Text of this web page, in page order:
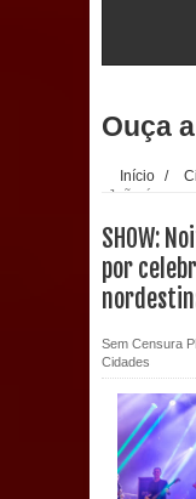
Ouça
Início /
João é
SHOW:
por
Sem Censura
Cidades